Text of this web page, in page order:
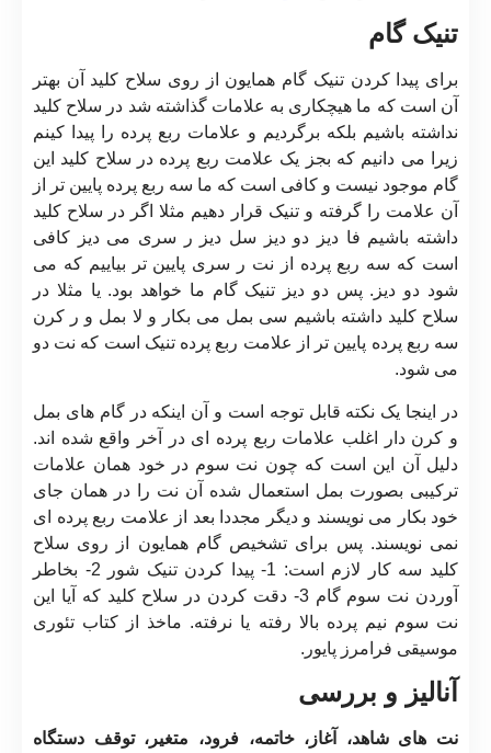
تنیک گام
برای پیدا کردن تنیک گام همایون از روی سلاح کلید آن بهتر
آن است که ما هیچکاری به علامات گذاشته شد در سلاح کلید
نداشته باشیم بلکه برگردیم و علامات ربع پرده را پیدا کینم
زیرا می دانیم که بجز یک علامت ربع پرده در سلاح کلید این
گام موجود نیست و کافی است که ما سه ربع پرده پایین تر از
آن علامت را گرفته و تنیک قرار دهیم مثلا اگر در سلاح کلید
داشته باشیم فا دیز دو دیز سل دیز ر سری می دیز کافی
است که سه ربع پرده از نت ر سری پایین تر بیاییم که می
شود دو دیز. پس دو دیز تنیک گام ما خواهد بود. یا مثلا در
سلاح کلید داشته باشیم سی بمل می بکار و لا بمل و ر کرن
سه ربع پرده پایین تر از علامت ربع پرده تنیک است که نت دو
می شود.
در اینجا یک نکته قابل توجه است و آن اینکه در گام های بمل
و کرن دار اغلب علامات ربع پرده ای در آخر واقع شده اند.
دلیل آن این است که چون نت سوم در خود همان علامات
ترکیبی بصورت بمل استعمال شده آن نت را در همان جای
خود بکار می نویسند و دیگر مجددا بعد از علامت ربع پرده ای
نمی نویسند. پس برای تشخیص گام همایون از روی سلاح
کلید سه کار لازم است: 1- پیدا کردن تنیک شور 2- بخاطر
آوردن نت سوم گام 3- دقت کردن در سلاح کلید که آیا این
نت سوم نیم پرده بالا رفته یا نرفته. ماخذ از کتاب تئوری
موسیقی فرامرز پایور.
آنالیز و بررسی
نت های شاهد، آغاز، خاتمه، فرود، متغیر، توقف دستگاه